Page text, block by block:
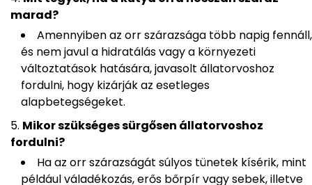
marad?
Amennyiben az orr szárazsága több napig fennáll,
és nem javul a hidratálás vagy a környezeti
változtatások hatására, javasolt állatorvoshoz
fordulni, hogy kizárják az esetleges
alapbetegségeket.
Mikor szükséges sürgősen állatorvoshoz
fordulni?
Ha az orr szárazságát súlyos tünetek kísérik, mint
például váladékozás, erős bőrpír vagy sebek, illetve